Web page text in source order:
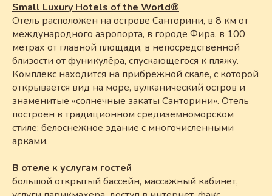
Small Luxury Hotels of the World®
Отель расположен на острове Санторини, в 8 км от
международного аэропорта, в городе Фира, в 100
метрах от главной площади, в непосредственной
близости от фуникулёра, спускающегося к пляжу.
Комплекс находится на прибрежной скале, с которой
открывается вид на море, вулканический остров и
знаменитые «солнечные закаты Санторини». Отель
построен в традиционном средиземноморском
стиле: белоснежное здание с многочисленными
арками.
В отеле к услугам гостей
большой открытый бассейн, массажный кабинет,